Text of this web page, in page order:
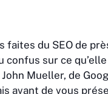
faites du SEO de
confus sur ce
Mueller, de
avant de vous